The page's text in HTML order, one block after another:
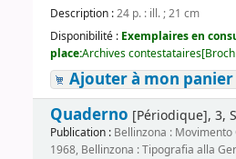
Description :24 p. : ill. ; 21 cm
Disponibilité : Exemplaires en
place:Archives
Ajouter à mon panier
Quaderno [Périodique], 3,
Publication : Bellinzona :
1968, Bellinzona : Tipografia alla